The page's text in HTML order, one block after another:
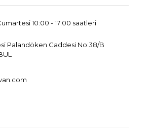
10:00 - 17:00 saatleri
Palandöken Caddesi No:38/B